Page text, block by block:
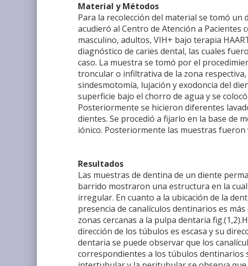
Material y Métodos
Para la recolección del material se tomó
acudieró al Centro de Atención a Pacientes
masculino, adultos, VIH+ bajo terapia
diagnóstico de caries dental, las cuales
caso. La muestra se tomó por el
troncular o infiltrativa de la zona
sindesmotomía, lujación y exodoncia del
superficie bajo el chorro de agua y se
Posteriormente se hicieron diferentes
dientes. Se procedió a fijarlo en la base de
iónico. Posteriormente las muestras fueron
Resultados
Las muestras de dentina de un diente
barrido mostraron una estructura en la
irregular. En cuanto a la ubicación de la
presencia de canalículos dentinarios es
zonas cercanas a la pulpa dentaria
dirección de los túbulos es escasa y su
dentaria se puede observar que los
correspondientes a los túbulos dentinarios